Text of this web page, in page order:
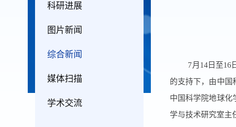
科研进展
图片新闻
综合新闻
媒体扫描
学术交流
7月 14日至16
的支持下，由中国
中国科学院地球化
学与技术研究室主